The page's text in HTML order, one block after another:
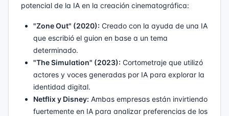
potencial de la IA en la creación cinematográfica:
"Zone Out" (2020): Creado con la ayuda de una IA
que escribió el guion en base a un tema
determinado.
"The Simulation" (2023): Cortometraje que utilizó
actores y voces generadas por IA para explorar la
identidad digital.
Netflix y Disney: Ambas empresas están invirtiendo
fuertemente en IA para analizar preferencias de los